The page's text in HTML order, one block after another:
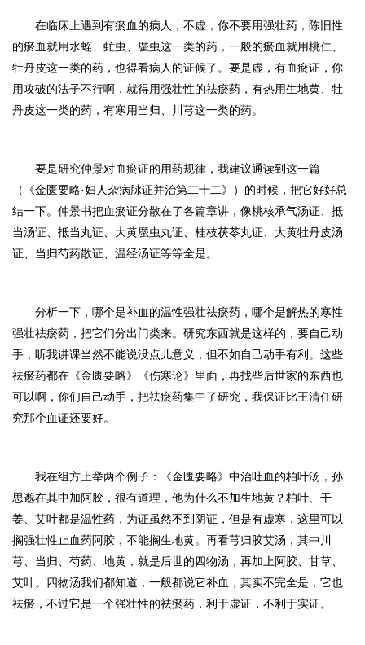
在临床上遇到有瘀血的病人，不虚，你不要用强壮药，陈旧性
的瘀血就用水蛭、虻虫、䗪虫这一类的药，一般的瘀血就用桃仁、
牡丹皮这一类的药，也得看病人的证候了。要是虚，有血瘀证，你
用攻破的法子不行啊，就得用强壮性的祛瘀药，有热用生地黄、牡
丹皮这一类的药，有寒用当归、川芎这一类的药。
要是研究仲景对血瘀证的用药规律，我建议通读到这一篇
（《金匮要略·妇人杂病脉证并治第二十二》）的时候，把它好好总
结一下。仲景书把血瘀证分散在了各篇章讲，像桃核承气汤证、抵
当汤证、抵当丸证、大黄䗪虫丸证、桂枝茯苓丸证、大黄牡丹皮汤
证、当归芍药散证、温经汤证等等全是。
分析一下，哪个是补血的温性强壮祛瘀药，哪个是解热的寒性
强壮祛瘀药，把它们分出门类来。研究东西就是这样的，要自己动
手，听我讲课当然不能说没点儿意义，但不如自己动手有利。这些
祛瘀药都在《金匮要略》《伤寒论》里面，再找些后世家的东西也
可以啊，你们自己动手，把祛瘀药集中了研究，我保证比王清任研
究那个血证还要好。
我在组方上举两个例子：《金匮要略》中治吐血的柏叶汤，孙
思邈在其中加阿胶，很有道理，他为什么不加生地黄？柏叶、干
姜、艾叶都是温性药，为证虽然不到阴证，但是有虚寒，这里可以
搁强壮性止血药阿胶，不能搁生地黄。再看芎归胶艾汤，其中川
芎、当归、芍药、地黄，就是后世的四物汤，再加上阿胶、甘草、
艾叶。四物汤我们都知道，一般都说它补血，其实不完全是，它也
祛瘀，不过它是一个强壮性的祛瘀药，利于虚证，不利于实证。